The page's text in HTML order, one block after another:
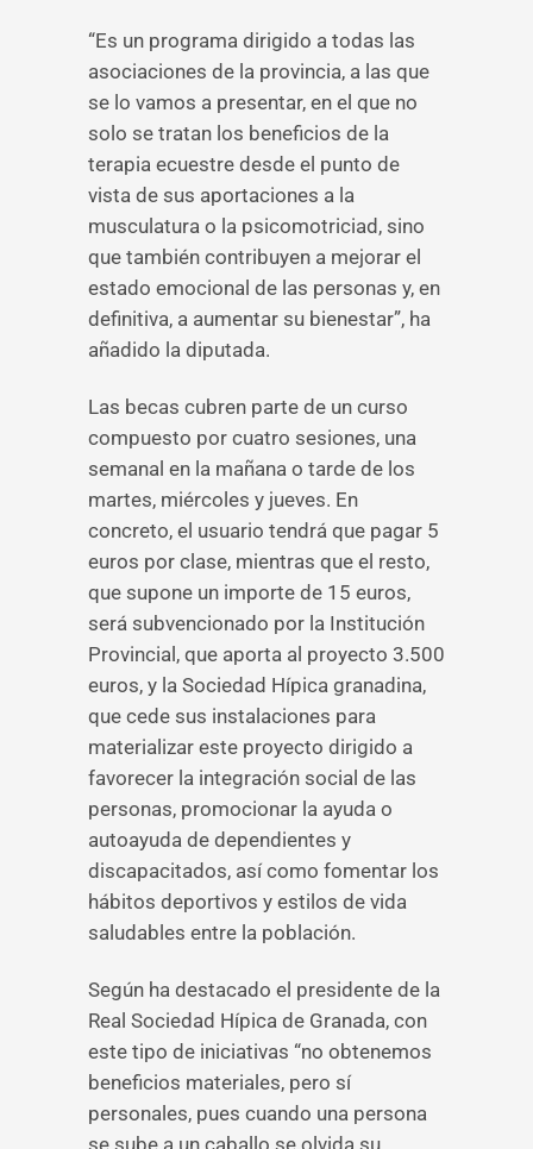
“Es un programa dirigido a todas las
asociaciones de la provincia, a las que
se lo vamos a presentar, en el que no
solo se tratan los beneficios de la
terapia ecuestre desde el punto de
vista de sus aportaciones a la
musculatura o la psicomotriciad, sino
que también contribuyen a mejorar el
estado emocional de las personas y, en
definitiva, a aumentar su bienestar”, ha
añadido la diputada.
Las becas cubren parte de un curso
compuesto por cuatro sesiones, una
semanal en la mañana o tarde de los
martes, miércoles y jueves. En
concreto, el usuario tendrá que pagar 5
euros por clase, mientras que el resto,
que supone un importe de 15 euros,
será subvencionado por la Institución
Provincial, que aporta al proyecto 3.500
euros, y la Sociedad Hípica granadina,
que cede sus instalaciones para
materializar este proyecto dirigido a
favorecer la integración social de las
personas, promocionar la ayuda o
autoayuda de dependientes y
discapacitados, así como fomentar los
hábitos deportivos y estilos de vida
saludables entre la población.
Según ha destacado el presidente de la
Real Sociedad Hípica de Granada, con
este tipo de iniciativas “no obtenemos
beneficios materiales, pero sí
personales, pues cuando una persona
se sube a un caballo se olvida su